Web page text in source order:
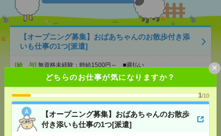
どちらのお仕事が気になりますか？
1/10
【オープニング募集】おばあちゃんのお散歩
付き添いも仕事の1つ[派遣]
×
【オープニング募集】おばあちゃんのお散歩付き添
いも仕事の1つ[派遣]
[給 与] 無資格未経験：時給1500円～ ■週払い
OK ■扶養内OK ■日収1万2000円以上
交通費全額支給
[勤務地]桜木町駅/石川町駅/日ノ出町駅/…
1800円＊【ＴＤＣＸＪａｐａｎ】【事務のお仕事】
横浜駅！長期！土日祝休み[派遣]